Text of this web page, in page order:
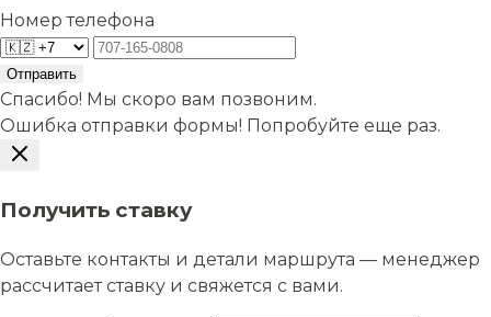
Номер телефона
Отправить
Спасибо! Мы скоро вам позвоним.
Ошибка отправки формы! Попробуйте еще раз.
Получить ставку
Оставьте контакты и детали маршрута — менеджер
рассчитает ставку и свяжется с вами.